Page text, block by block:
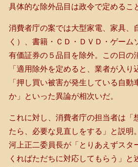
具体的な除外品目は政令で定めるこ
消費者庁の案では大型家電、家具、
く）、書籍・ＣＤ・ＤＶＤ・ゲーム
有価証券の５品目を除外。この日の
「適用除外を定めると、業者が入り
「押し買い被害が発生している自動
か」といった異論が相次いだ。
これに対し、消費者庁の担当者は「
たら、必要な見直しをする」と説明。
河上正二委員長が「とりあえずスタ
くればただちに対応してもらう」と